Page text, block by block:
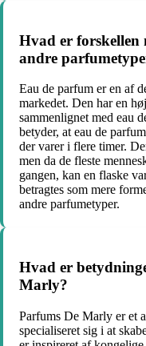
Hvad er forskellen
andre
Eau de parfum er en af
markedet. Den har en
sammenlignet med eau
betyder, at eau de
der varer i flere timer.
men da de fleste
gangen, kan en flaske
betragtes som mere
andre parfumetyper.
Hvad er
Marly?
Parfums De Marly er et
specialiseret sig i at